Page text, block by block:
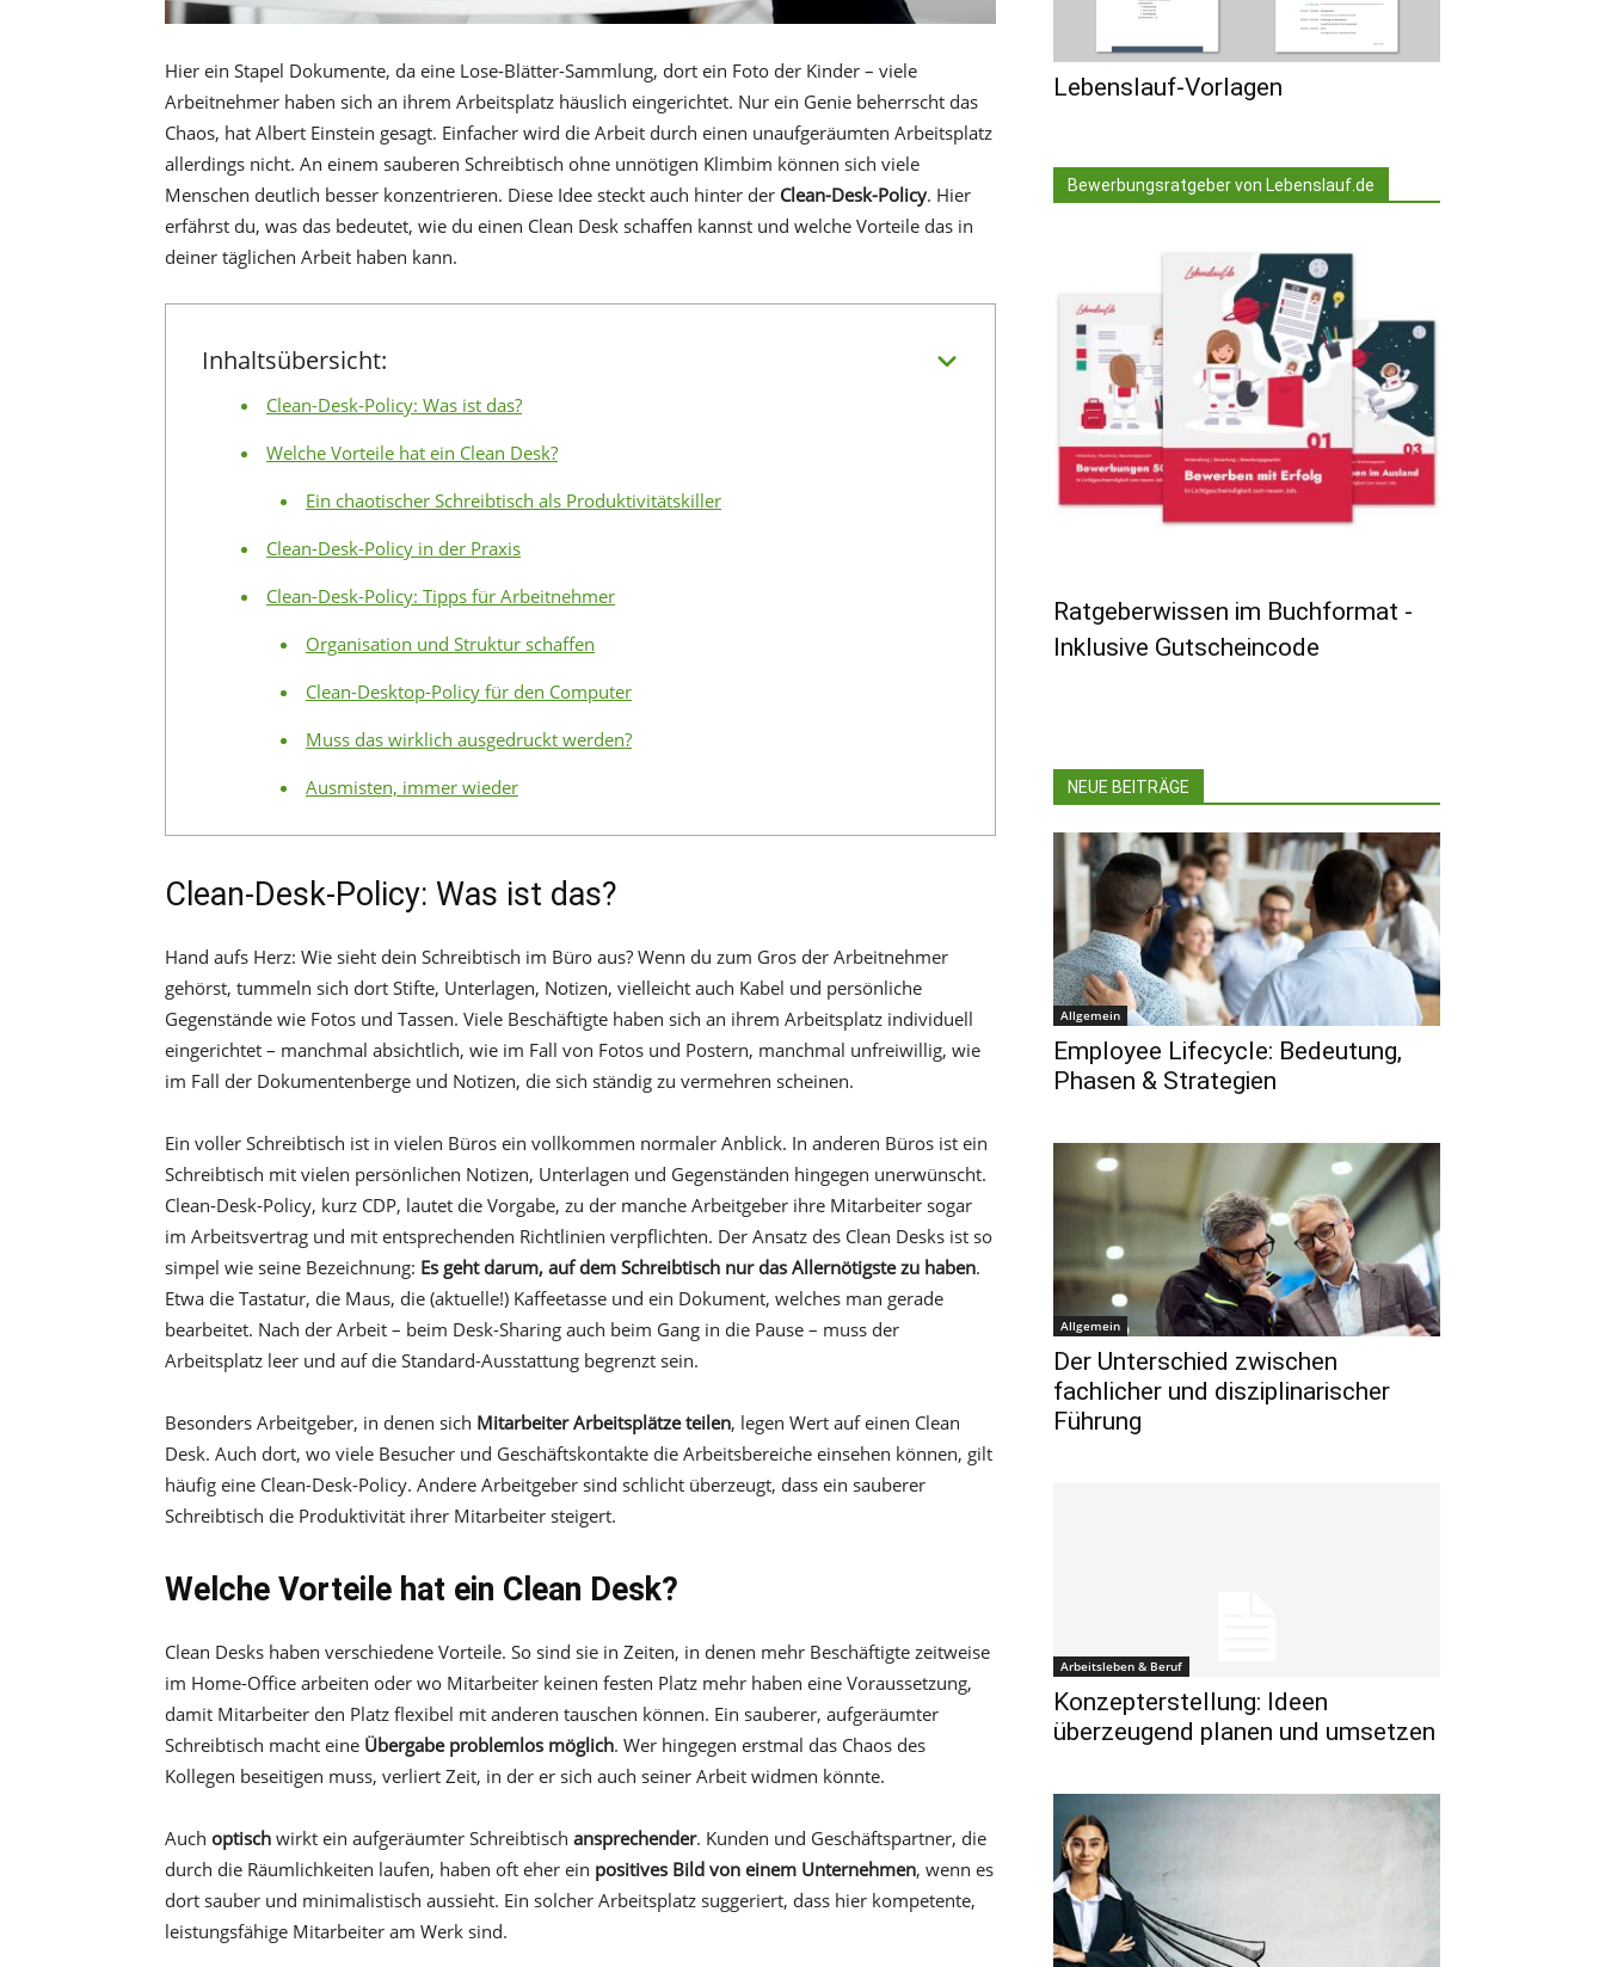
Hier ein Stapel Dokumente, da eine Lose-Blätter-Sammlung, dort ein Foto der Kinder – viele
Arbeitnehmer haben sich an ihrem Arbeitsplatz häuslich eingerichtet. Nur ein Genie beherrscht das
Chaos, hat Albert Einstein gesagt. Einfacher wird die Arbeit durch einen unaufgeräumten Arbeitsplatz
allerdings nicht. An einem sauberen Schreibtisch ohne unnötigen Klimbim können sich viele
Menschen deutlich besser konzentrieren. Diese Idee steckt auch hinter der Clean-Desk-Policy. Hier
erfährst du, was das bedeutet, wie du einen Clean Desk schaffen kannst und welche Vorteile das in
deiner täglichen Arbeit haben kann.
Inhaltsübersicht:
Clean-Desk-Policy: Was ist das?
Welche Vorteile hat ein Clean Desk?
Ein chaotischer Schreibtisch als Produktivitätskiller
Clean-Desk-Policy in der Praxis
Clean-Desk-Policy: Tipps für Arbeitnehmer
Organisation und Struktur schaffen
Clean-Desktop-Policy für den Computer
Muss das wirklich ausgedruckt werden?
Ausmisten, immer wieder
Clean-Desk-Policy: Was ist das?
Hand aufs Herz: Wie sieht dein Schreibtisch im Büro aus? Wenn du zum Gros der Arbeitnehmer
gehörst, tummeln sich dort Stifte, Unterlagen, Notizen, vielleicht auch Kabel und persönliche
Gegenstände wie Fotos und Tassen. Viele Beschäftigte haben sich an ihrem Arbeitsplatz individuell
eingerichtet – manchmal absichtlich, wie im Fall von Fotos und Postern, manchmal unfreiwillig, wie
im Fall der Dokumentenberge und Notizen, die sich ständig zu vermehren scheinen.
Ein voller Schreibtisch ist in vielen Büros ein vollkommen normaler Anblick. In anderen Büros ist ein
Schreibtisch mit vielen persönlichen Notizen, Unterlagen und Gegenständen hingegen unerwünscht.
Clean-Desk-Policy, kurz CDP, lautet die Vorgabe, zu der manche Arbeitgeber ihre Mitarbeiter sogar
im Arbeitsvertrag und mit entsprechenden Richtlinien verpflichten. Der Ansatz des Clean Desks ist so
simpel wie seine Bezeichnung: Es geht darum, auf dem Schreibtisch nur das Allernötigste zu haben.
Etwa die Tastatur, die Maus, die (aktuelle!) Kaffeetasse und ein Dokument, welches man gerade
bearbeitet. Nach der Arbeit – beim Desk-Sharing auch beim Gang in die Pause – muss der
Arbeitsplatz leer und auf die Standard-Ausstattung begrenzt sein.
Besonders Arbeitgeber, in denen sich Mitarbeiter Arbeitsplätze teilen, legen Wert auf einen Clean
Desk. Auch dort, wo viele Besucher und Geschäftskontakte die Arbeitsbereiche einsehen können, gilt
häufig eine Clean-Desk-Policy. Andere Arbeitgeber sind schlicht überzeugt, dass ein sauberer
Schreibtisch die Produktivität ihrer Mitarbeiter steigert.
Welche Vorteile hat ein Clean Desk?
Clean Desks haben verschiedene Vorteile. So sind sie in Zeiten, in denen mehr Beschäftigte zeitweise
im Home-Office arbeiten oder wo Mitarbeiter keinen festen Platz mehr haben eine Voraussetzung,
damit Mitarbeiter den Platz flexibel mit anderen tauschen können. Ein sauberer, aufgeräumter
Schreibtisch macht eine Übergabe problemlos möglich. Wer hingegen erstmal das Chaos des
Kollegen beseitigen muss, verliert Zeit, in der er sich auch seiner Arbeit widmen könnte.
Auch optisch wirkt ein aufgeräumter Schreibtisch ansprechender. Kunden und Geschäftspartner, die
durch die Räumlichkeiten laufen, haben oft eher ein positives Bild von einem Unternehmen, wenn es
dort sauber und minimalistisch aussieht. Ein solcher Arbeitsplatz suggeriert, dass hier kompetente,
leistungsfähige Mitarbeiter am Werk sind.
Lebenslauf-Vorlagen
Bewerbungsratgeber von Lebenslauf.de
Ratgeberwissen im Buchformat -
Inklusive Gutscheincode
NEUE BEITRÄGE
Allgemein
Employee Lifecycle: Bedeutung,
Phasen & Strategien
Allgemein
Der Unterschied zwischen
fachlicher und disziplinarischer
Führung
Arbeitsleben & Beruf
Konzepterstellung: Ideen
überzeugend planen und umsetzen